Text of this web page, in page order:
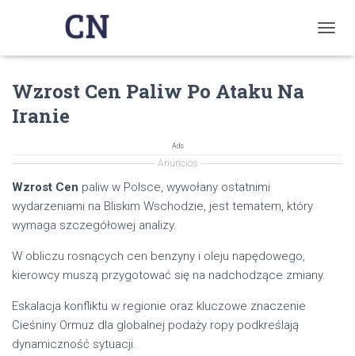
O
Wzrost Cen Paliw Po Ataku Na
Iranie
Ads
Anúncios
Wzrost Cen paliw w Polsce, wywołany ostatnimi
wydarzeniami na Bliskim Wschodzie, jest tematem, który
wymaga szczegółowej analizy.
W obliczu rosnących cen benzyny i oleju napędowego,
kierowcy muszą przygotować się na nadchodzące zmiany.
Eskalacja konfliktu w regionie oraz kluczowe znaczenie
Cieśniny Ormuz dla globalnej podaży ropy podkreślają
dynamiczność sytuacji.